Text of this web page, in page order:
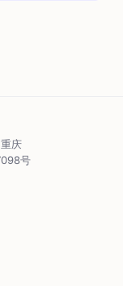
庆
号